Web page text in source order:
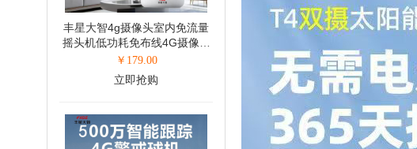
丰星大智4g摄像头室内免流量
摇头机低功耗免布线4G摄像机
(500万)
￥ 179.00
立即抢购